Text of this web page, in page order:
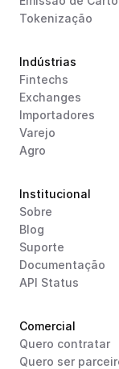
Tokenização
Indústrias
Fintechs
Exchanges
Importadores
Varejo
Agro
Institucional
Sobre
Blog
Suporte
Documentação
API Status
Comercial
Quero contratar
Quero ser